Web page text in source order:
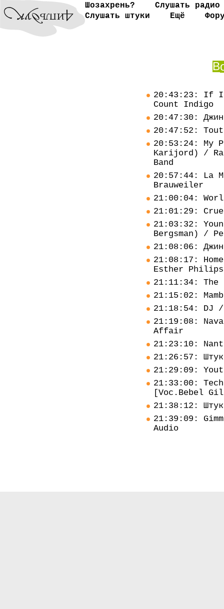
Шозахрень?
Слушать радио
Слушать штуки
Ещё
В
20:43:23: If I
Count Indigo
20:47:30:
20:47:52:
20:53:24: My
Karijord) /
Band
20:57:44: La
Brauweiler
21:00:04:
21:01:29:
21:03:32:
Bergsman) /
21:08:06:
21:08:17:
Esther Philips
21:11:34: The
21:15:02:
21:18:54: DJ /
21:19:08:
Affair
21:23:10:
21:26:57:
21:29:09:
21:33:00:
[Voc.Bebel
21:38:12:
21:39:09:
Audio